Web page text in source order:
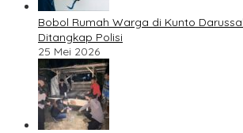
Bobol Rumah Warga di Kunto
Ditangkap Polisi
25 Mei 2026